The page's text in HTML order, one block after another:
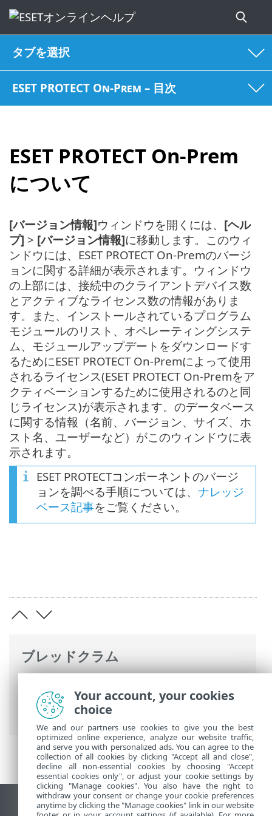
タブを選択
ESET PROTECT On-Prem – 目次
ESET PROTECT On-Prem
について
ブレッドクラム
On-Prem
>ESET PROTECT On-Premの使用
> ESET PROTECT On-Premについて
[バージョン情報]ウィンドウを開くには、 [ヘル
プ] > [バージョン情報]に移動します。このウィ
ンドウには、ESET PROTECT On-Premのバージ
ョンに関する詳細が表示されます。ウィンドウ
の上部には、接続中のクライアントデバイス数
とアクティブなライセンス数の情報がありま
す。また、インストールされているプログラム
モジュールのリスト、オペレーティングシステ
ム、モジュールアップデートをダウンロードす
るためにESET PROTECT On-Premによって使用
されるライセンス(ESET PROTECT On-Premをア
クティベーションするために使用されるのと同
じライセンス)が表示されます。のデータベース
に関する情報（名前、バージョン、サイズ、ホ
スト名、ユーザーなど）がこのウィンドウに表
示されます。
ESET PROTECTコンポーネントのバージ
ョンを調べる手順については、 ナレッジ
ベース記事をご覧ください。
デスクトップサイトの表示
Your account, your cookies
choice
We and our partners use cookies to give you the best
optimized online experience, analyze our website traffic,
and serve you with personalized ads. You can agree to the
collection of all cookies by clicking "Accept all and close",
decline all non-essential cookies by choosing "Accept
essential cookies only", or adjust your cookie settings by
clicking "Manage cookies". You also have the right to
withdraw your consent or change your cookie preferences
anytime by clicking the "Manage cookies" link in our website